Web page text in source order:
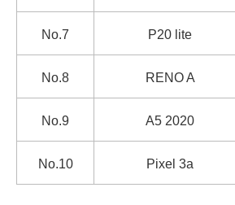
No.7 P20 lite
No.8 RENO A
No.9 A5 2020
No.10 Pixel 3a